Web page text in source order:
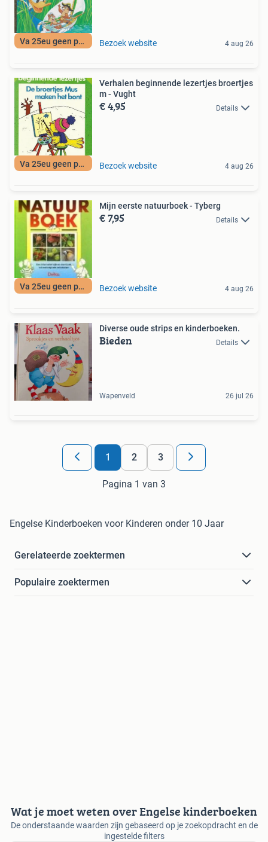
Va 25eu geen porto Bezoek website 4 aug 26
Va 25eu geen porto
Verhalen beginnende lezertjes broertjes
m - Vught
€ 4,95 Details
Bezoek website 4 aug 26
Va 25eu geen porto
Mijn eerste natuurboek - Tyberg
€ 7,95 Details
Bezoek website 4 aug 26
Diverse oude strips en kinderboeken.
Bieden Details
Wapenveld 26 jul 26
1 2 3
Pagina 1 van 3
Engelse Kinderboeken voor Kinderen onder 10 Jaar
Gerelateerde zoektermen
Populaire zoektermen
Wat je moet weten over Engelse kinderboeken
De onderstaande waarden zijn gebaseerd op je zoekopdracht en de
ingestelde filters